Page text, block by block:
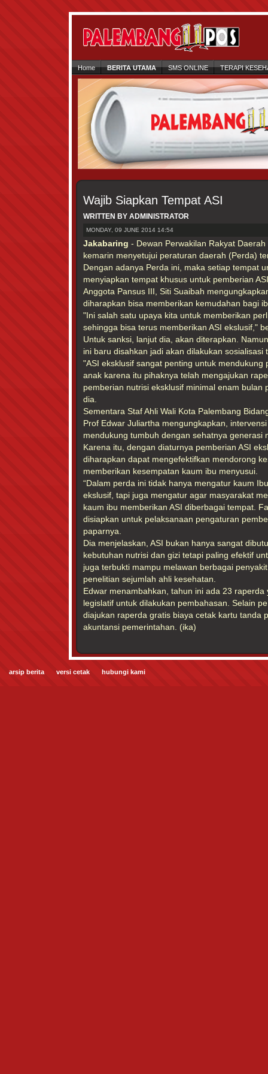
Home BERITA UTAMA SMS ONLINE TERAPI
Wajib Siapkan Tempat ASI
WRITTEN BY ADMINISTRATOR
MONDAY, 09 JUNE 2014 14:54
Jakabaring - Dewan Perwakilan Rakyat
kemarin menyetujui peraturan daerah (Perda)
Dengan adanya Perda ini, maka setiap tempat
menyiapkan tempat khusus untuk pemberian
Anggota Pansus III, Siti Suaibah
diharapkan bisa memberikan kemudahan bagi
"Ini salah satu upaya kita untuk memberikan
sehingga bisa terus memberikan ASI ekslusif,"
Untuk sanksi, lanjut dia, akan diterapkan.
ini baru disahkan jadi akan dilakukan sosialisasi
"ASI eksklusif sangat penting untuk mendukung
anak karena itu pihaknya telah mengajukan
pemberian nutrisi eksklusif minimal enam bulan
dia.
Sementara Staf Ahli Wali Kota Palembang
Prof Edwar Juliartha mengungkapkan,
mendukung tumbuh dengan sehatnya generasi
Karena itu, dengan diaturnya pemberian ASI
diharapkan dapat mengefektifkan mendorong
memberikan kesempatan kaum ibu menyusui.
“Dalam perda ini tidak hanya mengatur kaum
ekslusif, tapi juga mengatur agar masyarakat
kaum ibu memberikan ASI diberbagai tempat.
disiapkan untuk pelaksanaan pengaturan
paparnya.
Dia menjelaskan, ASI bukan hanya sangat
kebutuhan nutrisi dan gizi tetapi paling efektif
juga terbukti mampu melawan berbagai
penelitian sejumlah ahli kesehatan.
Edwar menambahkan, tahun ini ada 23 raperda
legislatif untuk dilakukan pembahasan. Selain
diajukan raperda gratis biaya cetak kartu tanda
akuntansi pemerintahan. (ika)
arsip berita versi cetak hubungi kami